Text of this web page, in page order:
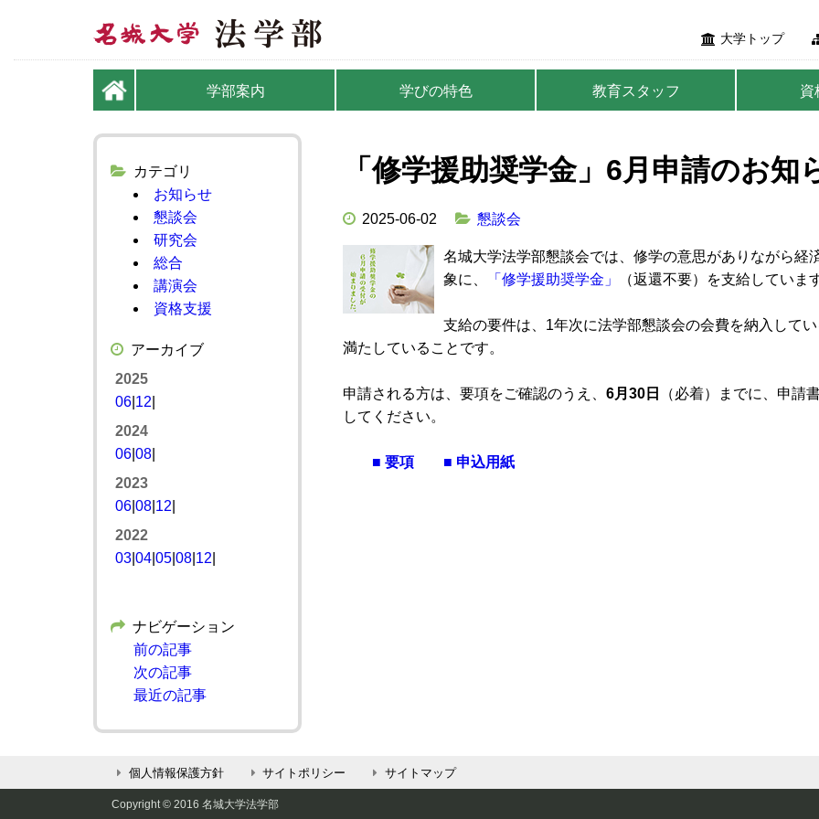
大学トップ
学部案内 学びの特色 教育スタッフ 資
「修学援助奨学金」6月申請のお知
2025-06-02 懇談会
名城大学法学部懇談会では、修学の意思がありながら
象に、
「修学援助奨学金」 （返還不要）を支給していま
支給の要件は、1年次に法学部懇談会の会費を納入して
満たしていることです。
申請される方は、要項をご確認のうえ、 6月30日
（必着）までに、申請
してください。
■ 要項 ■ 申込用紙
カテゴリ
お知らせ
懇談会
研究会
総合
講演会
資格支援
アーカイブ
2025
06 12
2024
06 08
2023
06 08 12
2022
03 04 05 08 12
ナビゲーション
前の記事
次の記事
最近の記事
個人情報保護方針 サイトポリシー サイトマップ
Copyright © 2016 名城大学法学部